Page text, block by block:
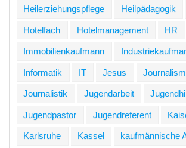
Heilerziehungspflege Heilpädagogik
Hotelfach Hotelmanagement HR
Immobilienkaufmann
Informatik IT Jesus
Journalistik Jugendarbeit
Jugendpastor Jugendreferent
Karlsruhe Kassel kaufmännische